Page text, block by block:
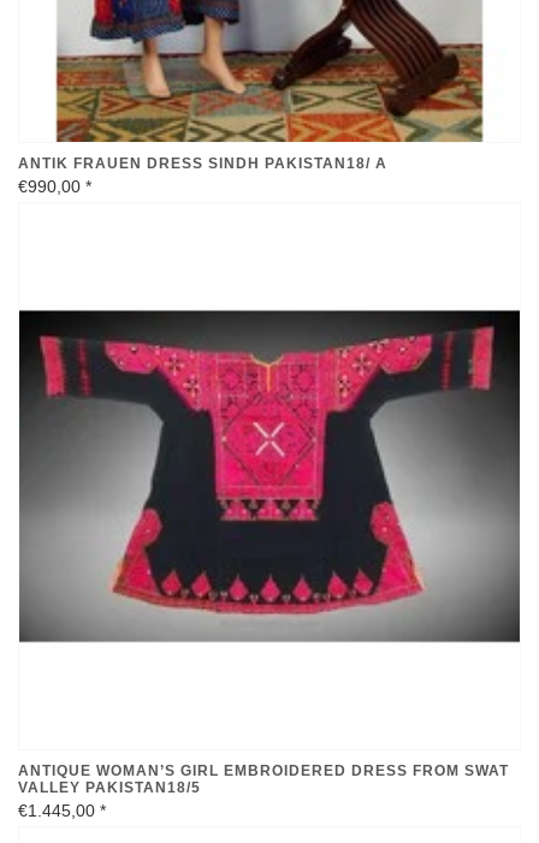
ANTIK FRAUEN DRESS SINDH PAKISTAN18/ A
€990,00*
€1.445,00*